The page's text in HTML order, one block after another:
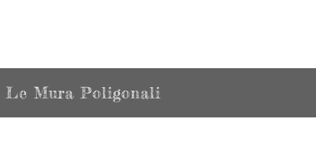
Le Mura Poligonali